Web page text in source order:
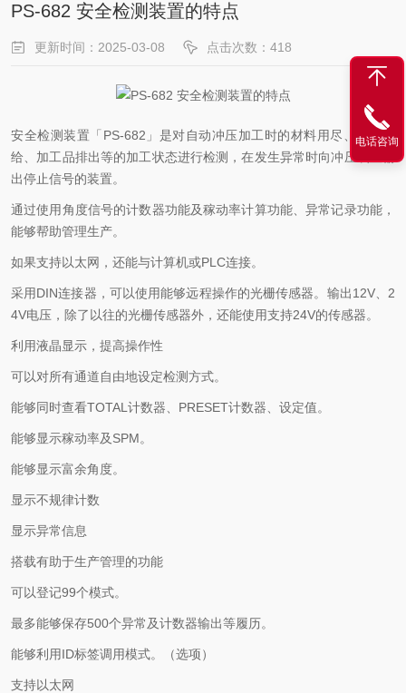
PS-682 安全检测装置的特点
更新时间：2025-03-08 点击次数：418
安全检测装置「PS-682」是对自动冲压加工时的材料用尽、材料进
给、加工品排出等的加工状态进行检测，在发生异常时向冲压装置输
出停止信号的装置。
通过使用角度信号的计数器功能及稼动率计算功能、异常记录功能，
能够帮助管理生产。
如果支持以太网，还能与计算机或PLC连接。
采用DIN连接器，可以使用能够远程操作的光栅传感器。输出12V、2
4V电压，除了以往的光栅传感器外，还能使用支持24V的传感器。
利用液晶显示，提高操作性
可以对所有通道自由地设定检测方式。
能够同时查看TOTAL计数器、PRESET计数器、设定值。
能够显示稼动率及SPM。
能够显示富余角度。
显示不规律计数
显示异常信息
搭载有助于生产管理的功能
可以登记99个模式。
最多能够保存500个异常及计数器输出等履历。
能够利用ID标签调用模式。（选项）
支持以太网
电话咨询